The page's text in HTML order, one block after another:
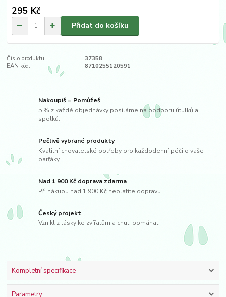
295 Kč
Přidat do košíku
Číslo produktu:
37358
EAN kód:
8710255120591
Nakoupíš = Pomůžeš
5 % z každé objednávky posíláme na podporu útulků a
spolků.
Pečlivě vybrané produkty
Kvalitní chovatelské potřeby pro každodenní péči o vaše
parťáky.
Nad 1 900 Kč doprava zdarma
Při nákupu nad 1 900 Kč neplatíte dopravu.
Český projekt
Vznikl z lásky ke zvířatům a chuti pomáhat.
Kompletní specifikace
Parametry